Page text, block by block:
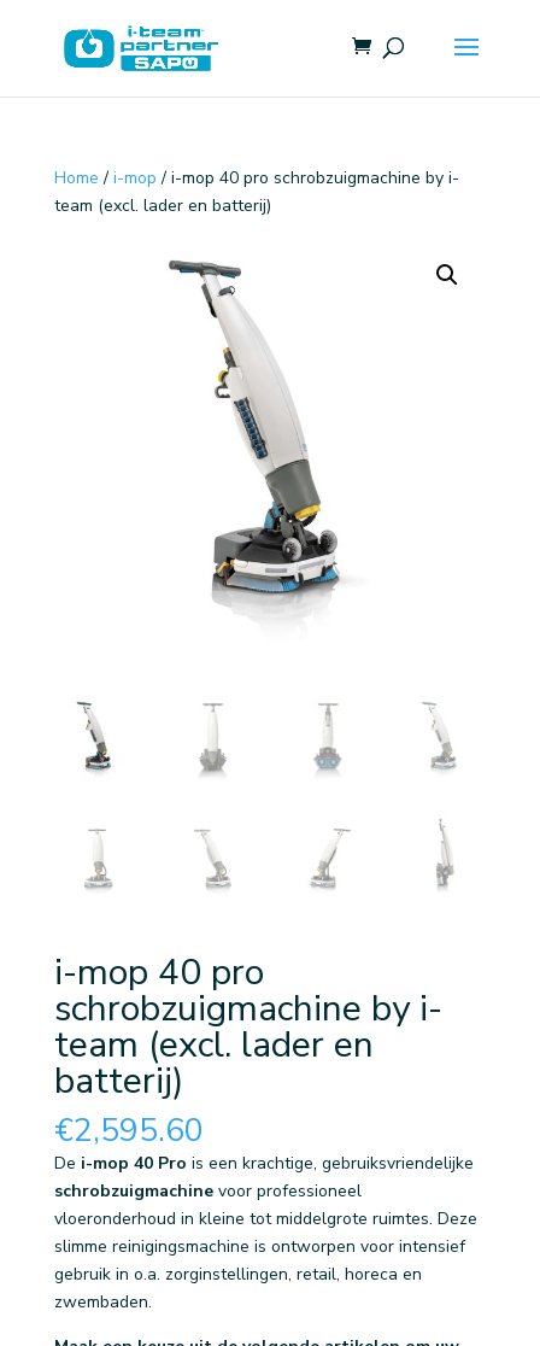
Home / i-mop / i-mop 40 pro schrobzuigmachine by i-
team (excl. lader en batterij)
i-mop 40 pro
schrobzuigmachine by i-
team (excl. lader en
batterij)
€2,595.60
De i-mop 40 Pro is een krachtige, gebruiksvriendelijke
schrobzuigmachinevoor professioneel
vloeronderhoud in kleine tot middelgrote ruimtes. Deze
slimme reinigingsmachine is ontworpen voor intensief
gebruik in o.a. zorginstellingen, retail, horeca en
zwembaden.